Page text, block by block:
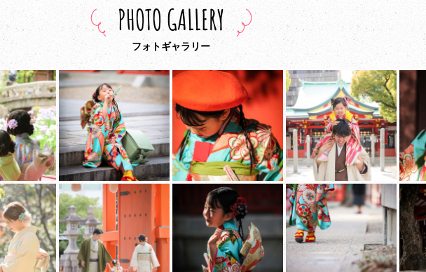
PHOTO GALLERY
フォトギャラリー